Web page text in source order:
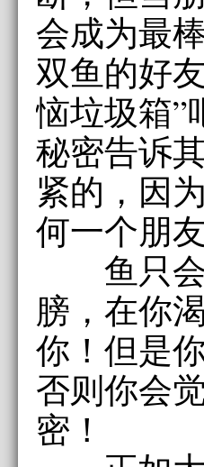
会成为最
双鱼的好
恼垃圾箱”
秘密告诉
紧的，因
何一个朋友
鱼只会
膀，在你
你！但是
否则你会
密！